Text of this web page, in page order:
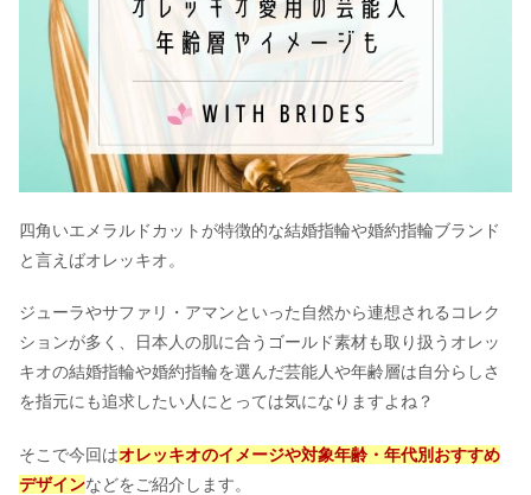
四角いエメラルドカットが特徴的な結婚指輪や婚約指輪ブランド
と言えばオレッキオ。
ジューラやサファリ・アマンといった自然から連想されるコレク
ションが多く、日本人の肌に合うゴールド素材も取り扱うオレッ
キオの結婚指輪や婚約指輪を選んだ芸能人や年齢層は自分らしさ
を指元にも追求したい人にとっては気になりますよね？
そこで今回はオレッキオのイメージや対象年齢・年代別おすすめ
デザインなどをご紹介します。